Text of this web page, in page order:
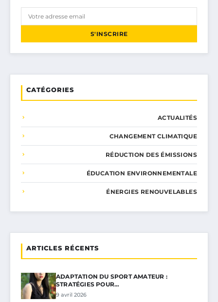
S'INSCRIRE
CATÉGORIES
ACTUALITÉS
CHANGEMENT CLIMATIQUE
RÉDUCTION DES ÉMISSIONS
ÉDUCATION ENVIRONNEMENTALE
ÉNERGIES RENOUVELABLES
ARTICLES RÉCENTS
ADAPTATION DU SPORT AMATEUR :
STRATÉGIES POUR…
9 avril 2026